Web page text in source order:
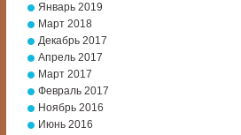
Январь 2019
Март 2018
Декабрь 2017
Апрель 2017
Март 2017
Февраль 2017
Ноябрь 2016
Июнь 2016